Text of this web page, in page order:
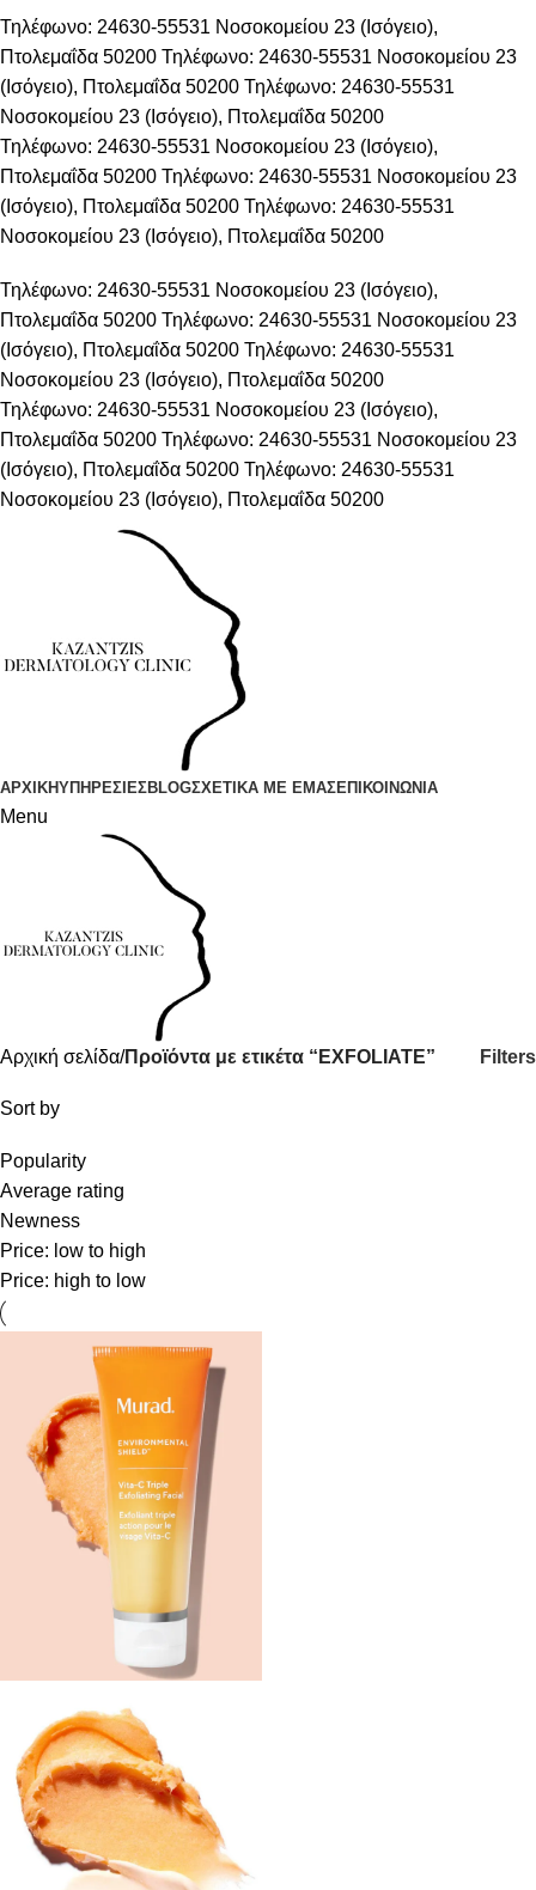
Τηλέφωνο: 24630-55531 Νοσοκομείου 23 (Ισόγειο),
Πτολεμαΐδα 50200 Τηλέφωνο: 24630-55531 Νοσοκομείου 23
(Ισόγειο), Πτολεμαΐδα 50200 Τηλέφωνο: 24630-55531
Νοσοκομείου 23 (Ισόγειο), Πτολεμαΐδα 50200
Τηλέφωνο: 24630-55531 Νοσοκομείου 23 (Ισόγειο),
Πτολεμαΐδα 50200 Τηλέφωνο: 24630-55531 Νοσοκομείου 23
(Ισόγειο), Πτολεμαΐδα 50200 Τηλέφωνο: 24630-55531
Νοσοκομείου 23 (Ισόγειο), Πτολεμαΐδα 50200
Τηλέφωνο: 24630-55531 Νοσοκομείου 23 (Ισόγειο),
Πτολεμαΐδα 50200 Τηλέφωνο: 24630-55531 Νοσοκομείου 23
(Ισόγειο), Πτολεμαΐδα 50200 Τηλέφωνο: 24630-55531
Νοσοκομείου 23 (Ισόγειο), Πτολεμαΐδα 50200
Τηλέφωνο: 24630-55531 Νοσοκομείου 23 (Ισόγειο),
Πτολεμαΐδα 50200 Τηλέφωνο: 24630-55531 Νοσοκομείου 23
(Ισόγειο), Πτολεμαΐδα 50200 Τηλέφωνο: 24630-55531
Νοσοκομείου 23 (Ισόγειο), Πτολεμαΐδα 50200
ΑΡΧΙΚΗΥΠΗΡΕΣΙΕΣBLOGΣΧΕΤΙΚΑ ΜΕ ΕΜΑΣΕΠΙΚΟΙΝΩΝΙΑ
Menu
Αρχική σελίδα Προϊόντα με ετικέτα “EXFOLIATE” Filters
Sort by
Popularity
Average rating
Newness
Price: low to high
Price: high to low